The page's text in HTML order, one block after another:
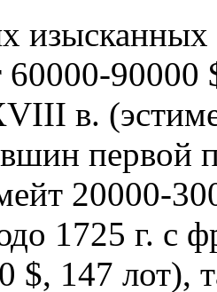
60000-
в.
первой
20000-
1725 г. с
$, 147 лот),